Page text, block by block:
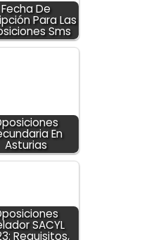
Fecha De
Para Las
Sms
En
Asturias
SACYL
Requisitos,